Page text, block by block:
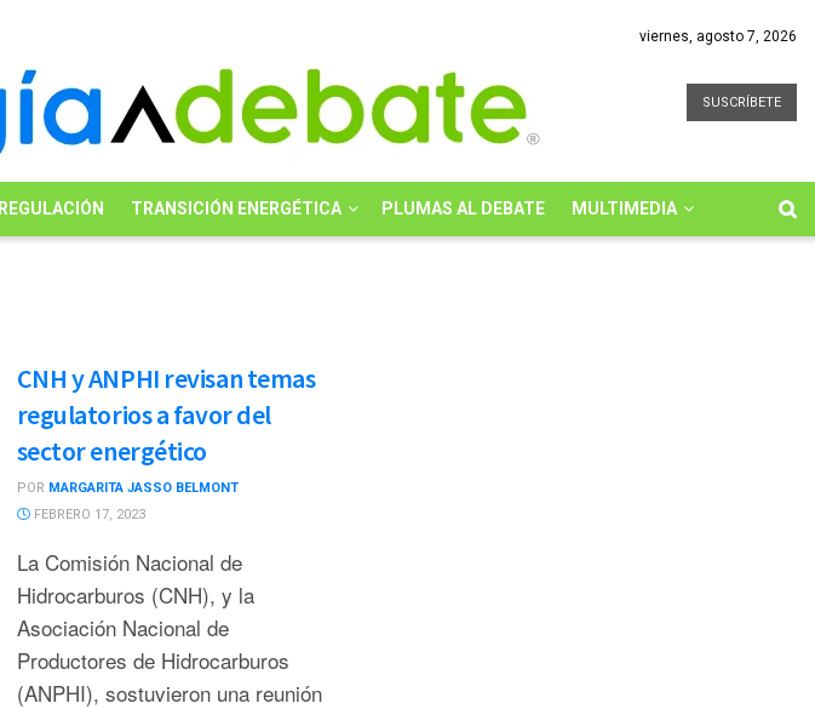
viernes, agosto 7, 2026
SUSCRÍBETE
REGULACIÓN TRANSICIÓN ENERGÉTICA PLUMAS AL DEBATE MULTIMEDIA
CNH y ANPHI revisan temas
regulatorios a favor del
sector energético
POR MARGARITA JASSO BELMONT
FEBRERO 17, 2023
La Comisión Nacional de
Hidrocarburos (CNH), y la
Asociación Nacional de
Productores de Hidrocarburos
(ANPHI), sostuvieron una reunión